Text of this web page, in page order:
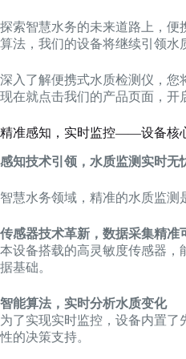
探索智慧水务的未来道路上，便
算法，我们的设备将继续引领水
深入了解便携式水质检测仪，您
现在就点击我们的产品页面，开
精准感知，实时监控——设备核
感知技术引领，水质监测实时无
智慧水务领域，精准的水质监测
传感器技术革新，数据采集精准
本设备搭载的高灵敏度传感器，
据基础。
智能算法，实时分析水质变化
为了实现实时监控，设备内置
性的决策支持。